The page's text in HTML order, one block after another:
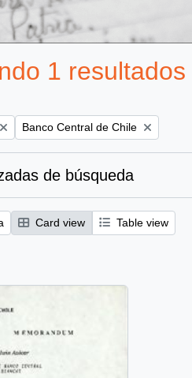
1 resultados
Remove filter:
Banco Central de Chile
de búsqueda
Card view Table view